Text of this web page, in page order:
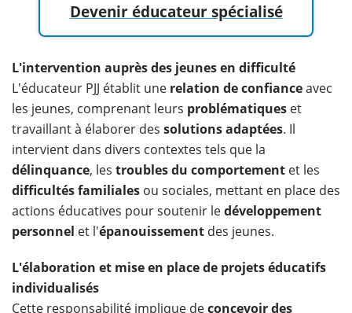
Devenir éducateur spécialisé
L'intervention auprès des jeunes en difficulté
L'éducateur PJJ établit une relation de confianceavec
les jeunes, comprenant leurs problématiques et
travaillant à élaborer des solutions adaptées. Il
intervient dans divers contextes tels que la
délinquance, les troubles du comportement et les
difficultés familiales ou sociales, mettant en place des
actions éducatives pour soutenir ledéveloppement
personnel et l'épanouissement des jeunes.
L'élaboration et mise en place de projets éducatifs
individualisés
Cette responsabilité implique deconcevoir des